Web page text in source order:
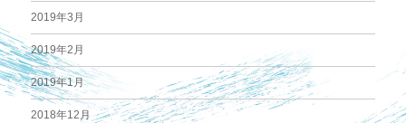
2019年3月
2019年2月
2019年1月
2018年12月